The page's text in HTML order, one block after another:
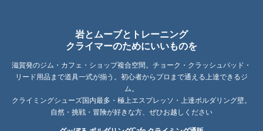
岩とムーブとトレーニング
クライマーのためにいいものを
滋賀発のジム・カフェ・ショップ複合空間。チョーク・クラッシュパッド・
リード用品まで道具一式が揃う。初心者からプロまで通える上達できるジ
ム。
クライミングシューズ国内最多・極上エスプレッソ・上達ボルダリング壁。
自然・挑戦・冒険が好きな方、ぜひお越しください